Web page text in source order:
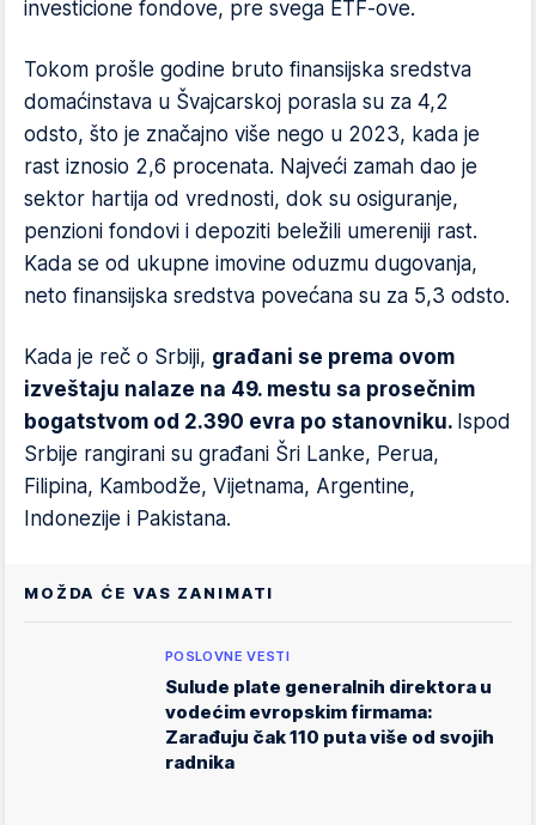
investicione fondove, pre svega ETF-ove.
Tokom prošle godine bruto finansijska sredstva
domaćinstava u Švajcarskoj porasla su za 4,2
odsto, što je značajno više nego u 2023, kada je
rast iznosio 2,6 procenata. Najveći zamah dao je
sektor hartija od vrednosti, dok su osiguranje,
penzioni fondovi i depoziti beležili umereniji rast.
Kada se od ukupne imovine oduzmu dugovanja,
neto finansijska sredstva povećana su za 5,3 odsto.
Kada je reč o Srbiji, građani se prema ovom
izveštaju nalaze na 49. mestu sa prosečnim
bogatstvom od 2.390 evra po stanovniku. Ispod
Srbije rangirani su građani Šri Lanke, Perua,
Filipina, Kambodže, Vijetnama, Argentine,
Indonezije i Pakistana.
MOŽDA ĆE VAS ZANIMATI
POSLOVNE VESTI
Sulude plate generalnih direktora u
vodećim evropskim firmama:
Zarađuju čak 110 puta više od svojih
radnika